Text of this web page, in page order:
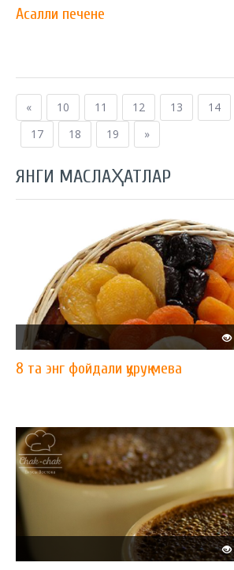
Асалли печене
« 10 11 12 13 14
17
18 19 »
ЯНГИ МАСЛАҲАТЛАР
8 та энг фойдали қуруқ мева